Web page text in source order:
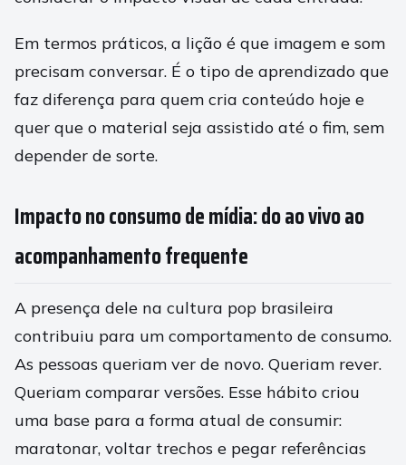
Em termos práticos, a lição é que imagem e som
precisam conversar. É o tipo de aprendizado que
faz diferença para quem cria conteúdo hoje e
quer que o material seja assistido até o fim, sem
depender de sorte.
Impacto no consumo de mídia: do ao vivo ao
acompanhamento frequente
A presença dele na cultura pop brasileira
contribuiu para um comportamento de consumo.
As pessoas queriam ver de novo. Queriam rever.
Queriam comparar versões. Esse hábito criou
uma base para a forma atual de consumir:
maratonar, voltar trechos e pegar referências